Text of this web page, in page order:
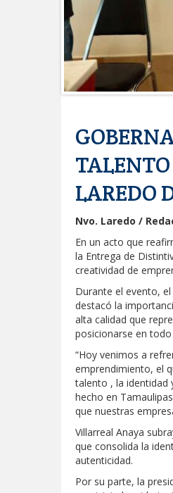
LAREDO
Nvo. Laredo /
En un acto que
la Entrega de
creatividad de
Durante el evento,
destacó la
alta calidad que
posicionarse en
“Hoy venimos a
emprendimiento, el
talento , la identidad
hecho en
que nuestras
Villarreal Anaya
que consolida la
autenticidad.
Por su parte, la